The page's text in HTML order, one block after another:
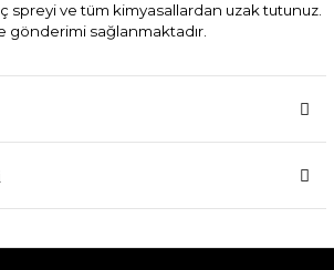
spreyi ve tüm kimyasallardan uzak tutunuz.
gönderimi sağlanmaktadır.